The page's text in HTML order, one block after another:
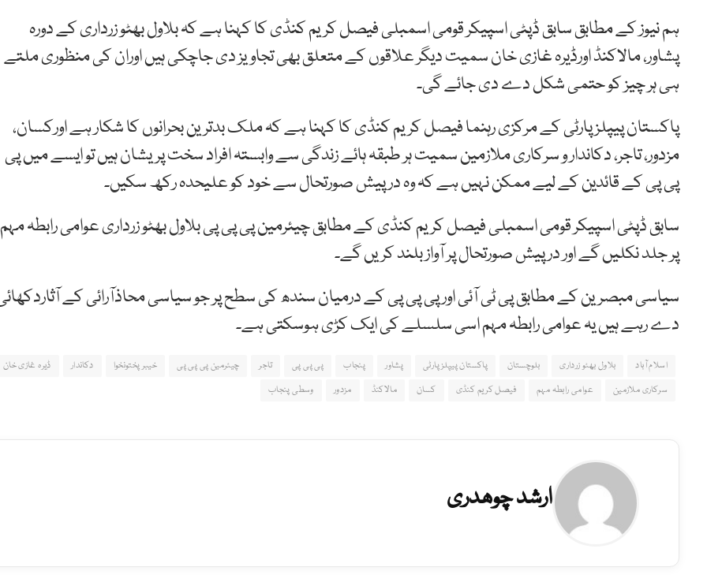
ہم نیوز کے مطابق سابق ڈپٹی اسپیکر قومی اسمبلی فیصل کریم کنڈی کا کہنا ہے کہ بلاول بھٹو زرداری کے دورہ
پشاور، مالاکنڈ اورڈیرہ غازی خان سمیت دیگر علاقوں کے متعلق بھی تجاویز دی جاچکی ہیں اوران کی منظوری ملتے
ہی ہر چیز کو حتمی شکل دے دی جائے گی۔
پاکستان پیپلزپارٹی کے مرکزی رہنما فیصل کریم کنڈی کا کہنا ہے کہ ملک بدترین بحرانوں کا شکار ہے اورکسان،
مزدور، تاجر، دکاندار و سرکاری ملازمین سمیت ہر طبقہ ہائے زندگی سے وابستہ افراد سخت پریشان ہیں تو ایسے میں پی
پی پی کے قائدین کے لیے ممکن نہیں ہے کہ وہ درپیش صورتحال سے خود کو علیحدہ رکھ سکیں۔
سابق ڈپٹی اسپیکر قومی اسمبلی فیصل کریم کنڈی کے مطابق چیئرمین پی پی پی بلاول بھٹو زرداری عوامی رابطہ مہم
پر جلد نکلیں گے اور درپیش صورتحال پر آواز بلند کریں گے۔
سیاسی مبصرین کے مطابق پی ٹی آئی اور پی پی پی کے درمیان سندھ کی سطح پر جو سیاسی محاذآرائی کے
دے رہے ہیں یہ عوامی رابطہ مہم اسی سلسلے کی ایک کڑی ہوسکتی ہے۔
اسلام آباد بلاول بھٹو زرداری بلوچستان پاکستان پیپلزپارٹی پشاور پنجاب پی پی پی تاجر چیئرمین پی پی پی خیبرپختونخوا دکاندار
ڈیرہ غازی خان
سرکاری ملازمین
عوامی رابطہ مہم فیصل کریم کنڈی کسان مالاکنڈ مزدور وسطی پنجاب
ارشد چوھدری